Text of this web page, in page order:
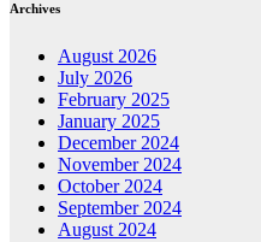
Archives
August 2026
July 2026
February 2025
January 2025
December 2024
November 2024
October 2024
September 2024
August 2024